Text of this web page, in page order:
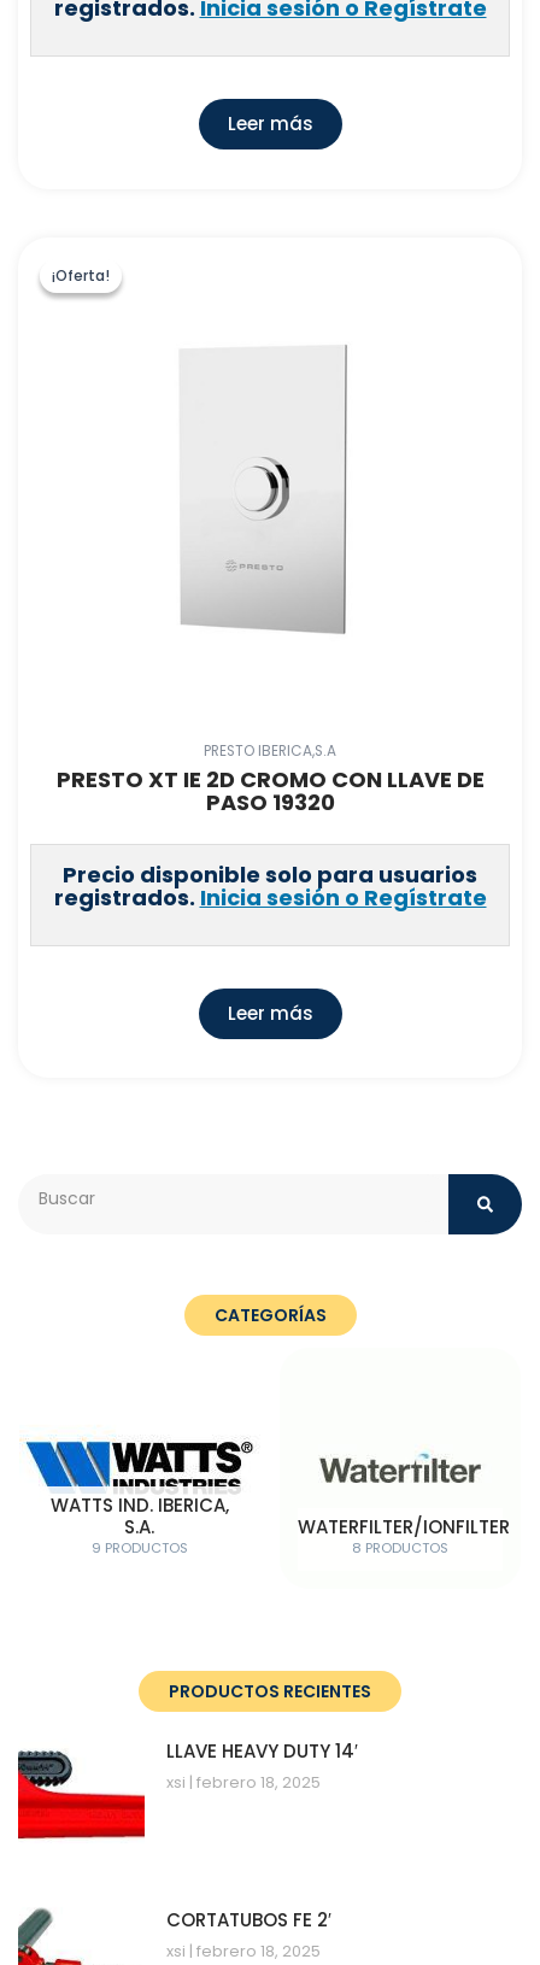
registrados. Inicia sesión o Regístrate
Leer más
¡Oferta!
¡Oferta!
PRESTO IBERICA,S.A
PRESTO XT IE 2D CROMO CON LLAVE DE
PASO 19320
Precio disponible solo para usuarios
registrados. Inicia sesión o Regístrate
Leer más
CATEGORÍAS
WATTS IND. IBERICA,
S.A.
9 PRODUCTOS
WATERFILTER/IONFILTER
8 PRODUCTOS
PRODUCTOS RECIENTES
LLAVE HEAVY DUTY 14′
xsi febrero 18, 2025
CORTATUBOS FE 2′
xsi febrero 18, 2025